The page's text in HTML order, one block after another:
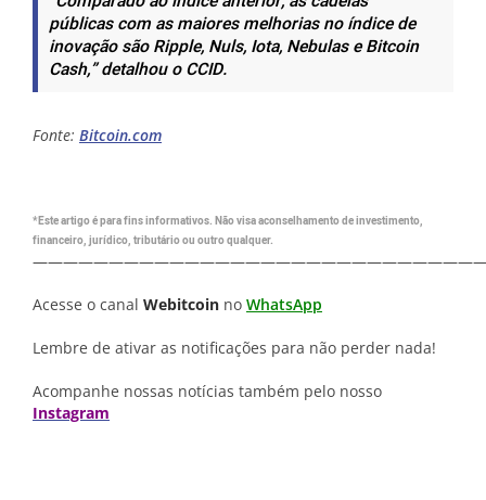
públicas com as maiores melhorias no índice de
inovação são Ripple, Nuls, Iota, Nebulas e Bitcoin
Cash,”detalhou o CCID.
Fonte: Bitcoin.com
*Este artigo é para fins informativos. Não visa aconselhamento de investimento,
financeiro, jurídico, tributário ou outro qualquer.
Acesse o canal Webitcoin no WhatsApp
Lembre de ativar as notificações para não perder nada!
Acompanhe nossas notícias também pelo nosso
Instagram